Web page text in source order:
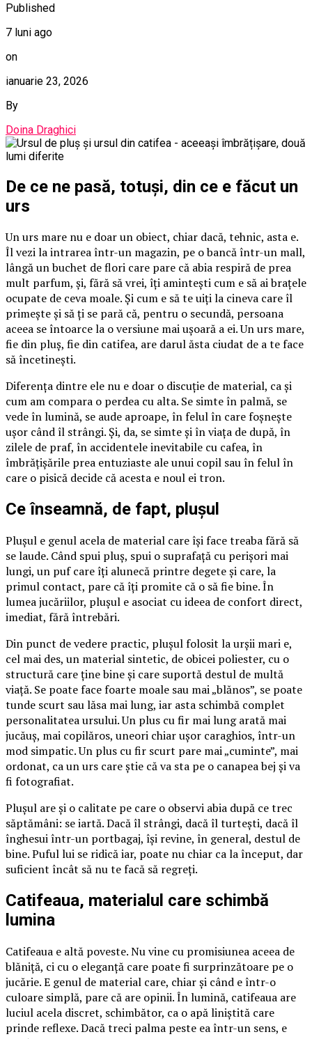
Published
7 luni ago
on
ianuarie 23, 2026
By
Doina Draghici
De ce ne pasă, totuși, din ce e făcut un
urs
Un urs mare nu e doar un obiect, chiar dacă, tehnic, asta e.
Îl vezi la intrarea într-un magazin, pe o bancă într-un mall,
lângă un buchet de flori care pare că abia respiră de prea
mult parfum, și, fără să vrei, îți amintești cum e să ai brațele
ocupate de ceva moale. Și cum e să te uiți la cineva care îl
primește și să ți se pară că, pentru o secundă, persoana
aceea se întoarce la o versiune mai ușoară a ei. Un urs mare,
fie din pluș, fie din catifea, are darul ăsta ciudat de a te face
să încetinești.
Diferența dintre ele nu e doar o discuție de material, ca și
cum am compara o perdea cu alta. Se simte în palmă, se
vede în lumină, se aude aproape, în felul în care foșnește
ușor când îl strângi. Și, da, se simte și în viața de după, în
zilele de praf, în accidentele inevitabile cu cafea, în
îmbrățișările prea entuziaste ale unui copil sau în felul în
care o pisică decide că acesta e noul ei tron.
Ce înseamnă, de fapt, plușul
Plușul e genul acela de material care își face treaba fără să
se laude. Când spui pluș, spui o suprafață cu perișori mai
lungi, un puf care îți alunecă printre degete și care, la
primul contact, pare că îți promite că o să fie bine. În
lumea jucăriilor, plușul e asociat cu ideea de confort direct,
imediat, fără întrebări.
Din punct de vedere practic, plușul folosit la urșii mari e,
cel mai des, un material sintetic, de obicei poliester, cu o
structură care ține bine și care suportă destul de multă
viață. Se poate face foarte moale sau mai „blănos”, se poate
tunde scurt sau lăsa mai lung, iar asta schimbă complet
personalitatea ursului. Un plus cu fir mai lung arată mai
jucăuș, mai copilăros, uneori chiar ușor caraghios, într-un
mod simpatic. Un plus cu fir scurt pare mai „cuminte”, mai
ordonat, ca un urs care știe că va sta pe o canapea bej și va
fi fotografiat.
Plușul are și o calitate pe care o observi abia după ce trec
săptămâni: se iartă. Dacă îl strângi, dacă îl turtești, dacă îl
înghesui într-un portbagaj, își revine, în general, destul de
bine. Puful lui se ridică iar, poate nu chiar ca la început, dar
suficient încât să nu te facă să regreți.
Catifeaua, materialul care schimbă
lumina
Catifeaua e altă poveste. Nu vine cu promisiunea aceea de
blăniță, ci cu o eleganță care poate fi surprinzătoare pe o
jucărie. E genul de material care, chiar și când e într-o
culoare simplă, pare că are opinii. În lumină, catifeaua are
luciul acela discret, schimbător, ca o apă liniștită care
prinde reflexe. Dacă treci palma peste ea într-un sens, e